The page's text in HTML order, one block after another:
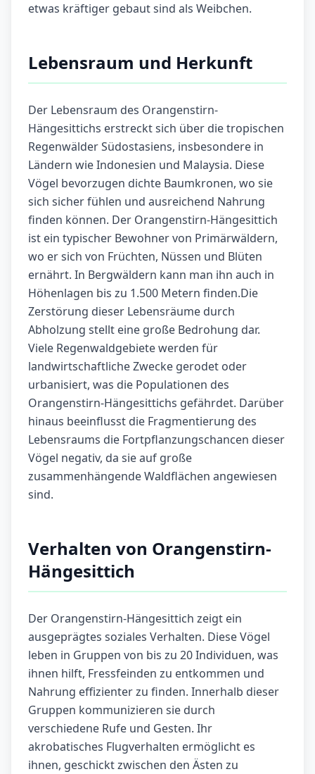
etwas kräftiger gebaut sind als Weibchen.
Lebensraum und Herkunft
Der Lebensraum des Orangenstirn-
Hängesittichs erstreckt sich über die tropischen
Regenwälder Südostasiens, insbesondere in
Ländern wie Indonesien und Malaysia. Diese
Vögel bevorzugen dichte Baumkronen, wo sie
sich sicher fühlen und ausreichend Nahrung
finden können. Der Orangenstirn-Hängesittich
ist ein typischer Bewohner von Primärwäldern,
wo er sich von Früchten, Nüssen und Blüten
ernährt. In Bergwäldern kann man ihn auch in
Höhenlagen bis zu 1.500 Metern finden.Die
Zerstörung dieser Lebensräume durch
Abholzung stellt eine große Bedrohung dar.
Viele Regenwaldgebiete werden für
landwirtschaftliche Zwecke gerodet oder
urbanisiert, was die Populationen des
Orangenstirn-Hängesittichs gefährdet. Darüber
hinaus beeinflusst die Fragmentierung des
Lebensraums die Fortpflanzungschancen dieser
Vögel negativ, da sie auf große
zusammenhängende Waldflächen angewiesen
sind.
Verhalten von Orangenstirn-
Hängesittich
Der Orangenstirn-Hängesittich zeigt ein
ausgeprägtes soziales Verhalten. Diese Vögel
leben in Gruppen von bis zu 20 Individuen, was
ihnen hilft, Fressfeinden zu entkommen und
Nahrung effizienter zu finden. Innerhalb dieser
Gruppen kommunizieren sie durch
verschiedene Rufe und Gesten. Ihr
akrobatisches Flugverhalten ermöglicht es
ihnen, geschickt zwischen den Ästen zu